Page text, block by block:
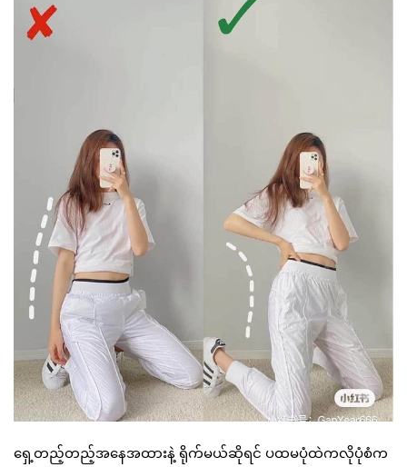
ရှေ့တည့်တည့်အနေအထားနဲ့ ရိုက်မယ်ဆိုရင် ပထမပုံထဲကလိုပုံစံက